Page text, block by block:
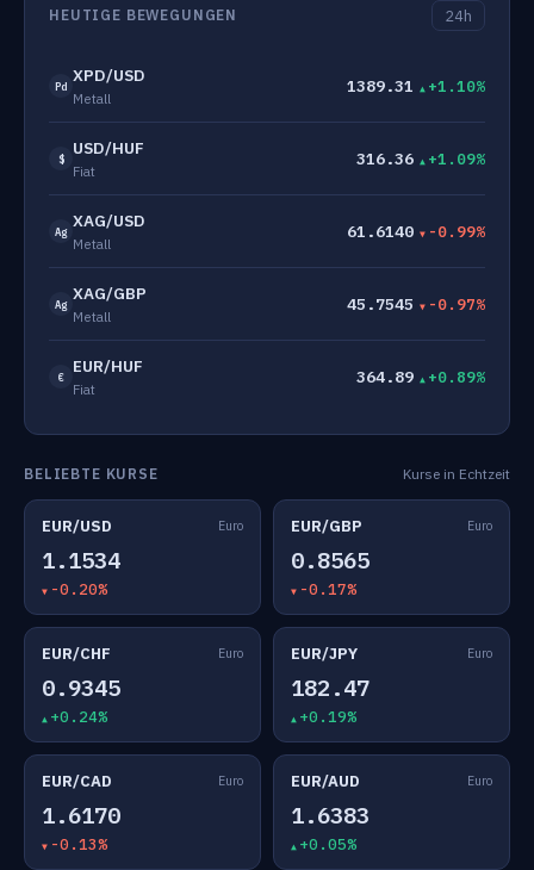
HEUTIGE BEWEGUNGEN 24h
Pd XPD/USD
Metall
1389.31 +1.10%
$ USD/HUF
Fiat
316.36 +1.09%
Ag XAG/USD
Metall
61.6140 -0.99%
Ag XAG/GBP
Metall
45.7545 -0.97%
€ EUR/HUF
Fiat
364.89 +0.89%
BELIEBTE KURSE Kurse in Echtzeit
EUR/USD Euro
1.1534
-0.20%
EUR/GBP Euro
0.8565
-0.17%
EUR/CHF Euro
0.9345
+0.24%
EUR/JPY Euro
182.47
+0.19%
EUR/CAD Euro
1.6170
-0.13%
EUR/AUD Euro
1.6383
+0.05%